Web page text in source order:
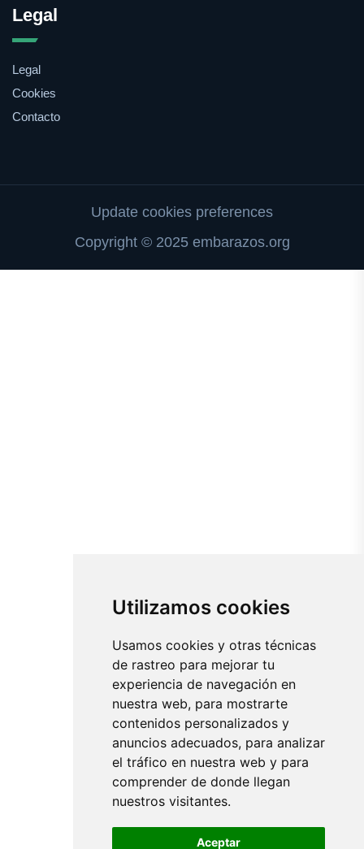
Utilizamos cookies
Usamos cookies y otras técnicas
de rastreo para mejorar tu
experiencia de navegación en
nuestra web, para mostrarte
contenidos personalizados y
anuncios adecuados, para analizar
el tráfico en nuestra web y para
comprender de donde llegan
nuestros visitantes.
Aceptar
Legal
Legal
Cookies
Contacto
Update cookies preferences
Copyright © 2025 embarazos.org